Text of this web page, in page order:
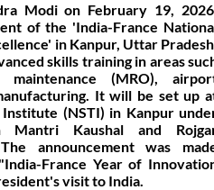
Modi on February 19,
of the 'India-France
in Kanpur, Uttar
skills training in areas
(MRO),
It will be set up
(NSTI) in Kanpur
Mantri Kaushal and
announcement was
France Year of
visit to India.